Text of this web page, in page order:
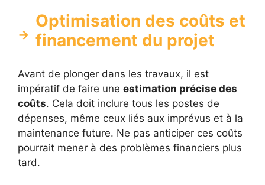
Optimisation des coûts et
financement du projet
Avant de plonger dans les travaux, il est
impératif de faire une estimation précise des
coûts. Cela doit inclure tous les postes de
dépenses, même ceux liés aux imprévus et à la
maintenance future. Ne pas anticiper ces coûts
pourrait mener à des problèmes financiers plus
tard.